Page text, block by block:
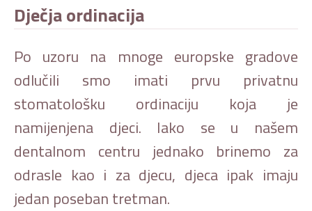
Dječja ordinacija
Po uzoru na mnoge europske gradove
odlučili smo imati prvu privatnu
stomatološku ordinaciju koja je
namijenjena djeci. Iako se u našem
dentalnom centru jednako brinemo za
odrasle kao i za djecu, djeca ipak imaju
jedan poseban tretman.